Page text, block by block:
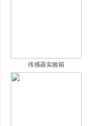
传感器实验箱